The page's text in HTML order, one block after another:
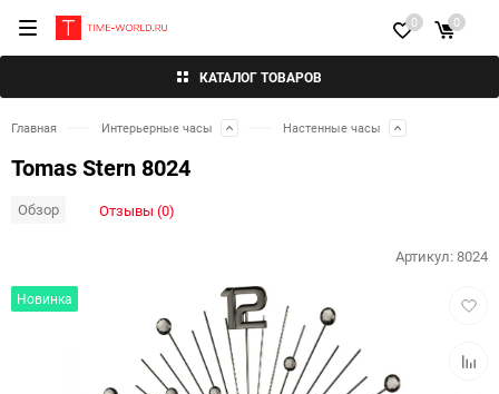
КАТАЛОГ ТОВАРОВ
0 0
Главная Интерьерные часы Настенные часы
Tomas Stern 8024
Обзор Отзывы (0)
Новинка
Артикул:8024